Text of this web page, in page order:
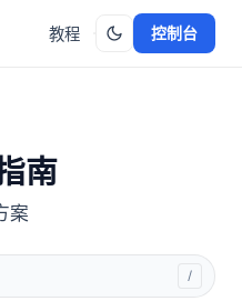
教程 控制台
南
案
/